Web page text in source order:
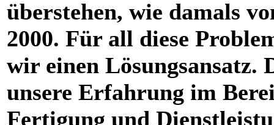
überstehen, wie damals
2000. Für all diese
wir einen Lösungsansatz.
unsere Erfahrung im
Fertigung und